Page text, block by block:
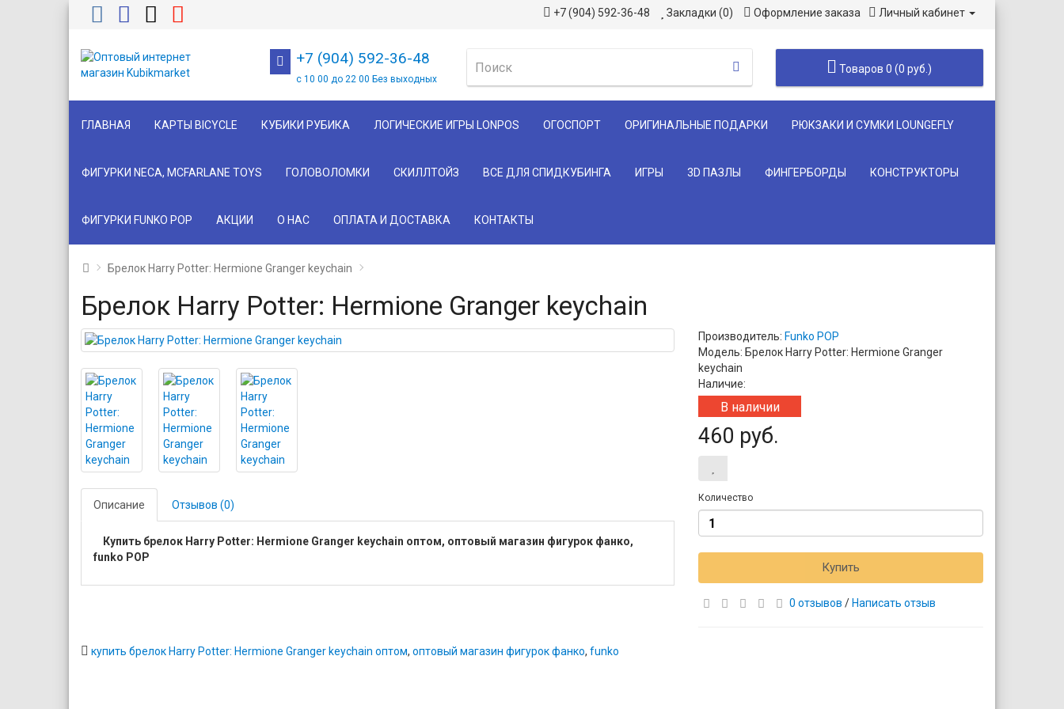
+7 (904) 592-36-48 Закладки (0) Оформление заказа Личный кабинет
+7 (904) 592-36-48
с 10 00 до 22 00 Без выходных
Товаров 0 (0 руб.)
ГЛАВНАЯ КАРТЫ BICYCLE КУБИКИ РУБИКА ЛОГИЧЕСКИЕ ИГРЫ LONPOS ОГОСПОРТ ОРИГИНАЛЬНЫЕ ПОДАРКИ РЮКЗАКИ И СУМКИ LOUNGEFLY
ФИГУРКИ NECA, MCFARLANE TOYS ГОЛОВОЛОМКИ СКИЛЛТОЙЗ ВСЕ ДЛЯ СПИДКУБИНГА ИГРЫ 3D ПАЗЛЫ ФИНГЕРБОРДЫ КОНСТРУКТОРЫ
ФИГУРКИ FUNKO POP АКЦИИ О НАС ОПЛАТА И ДОСТАВКА КОНТАКТЫ
Брелок Harry Potter: Hermione Granger keychain
Брелок Harry Potter: Hermione Granger keychain
Описание Отзывов (0)
Купить брелок Harry Potter: Hermione Granger keychain оптом, оптовый магазин фигурок фанко,
funko POP
Производитель: Funko POP
Модель: Брелок Harry Potter: Hermione Granger
keychain
Наличие:
В наличии
460 руб.
Количество
Купить
0 отзывов / Написать отзыв
купить брелок Harry Potter: Hermione Granger keychain оптом, оптовый магазин фигурок фанко, funko